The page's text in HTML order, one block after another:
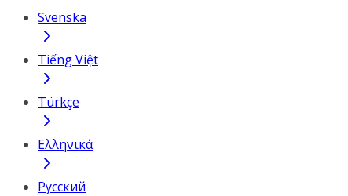
Svenska
Tiếng Việt
Türkçe
Ελληνικά
Русский